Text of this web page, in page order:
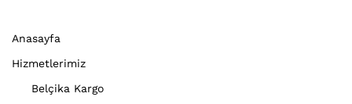
Anasayfa
Hizmetlerimiz
Belçika Kargo